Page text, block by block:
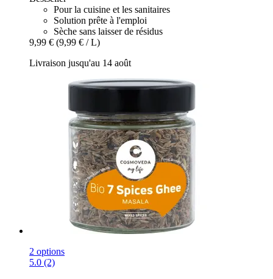
Pour la cuisine et les sanitaires
Solution prête à l'emploi
Sèche sans laisser de résidus
9,99 € (9,99 € / L)
Livraison jusqu'au 14 août
2 options
5.0 (2)